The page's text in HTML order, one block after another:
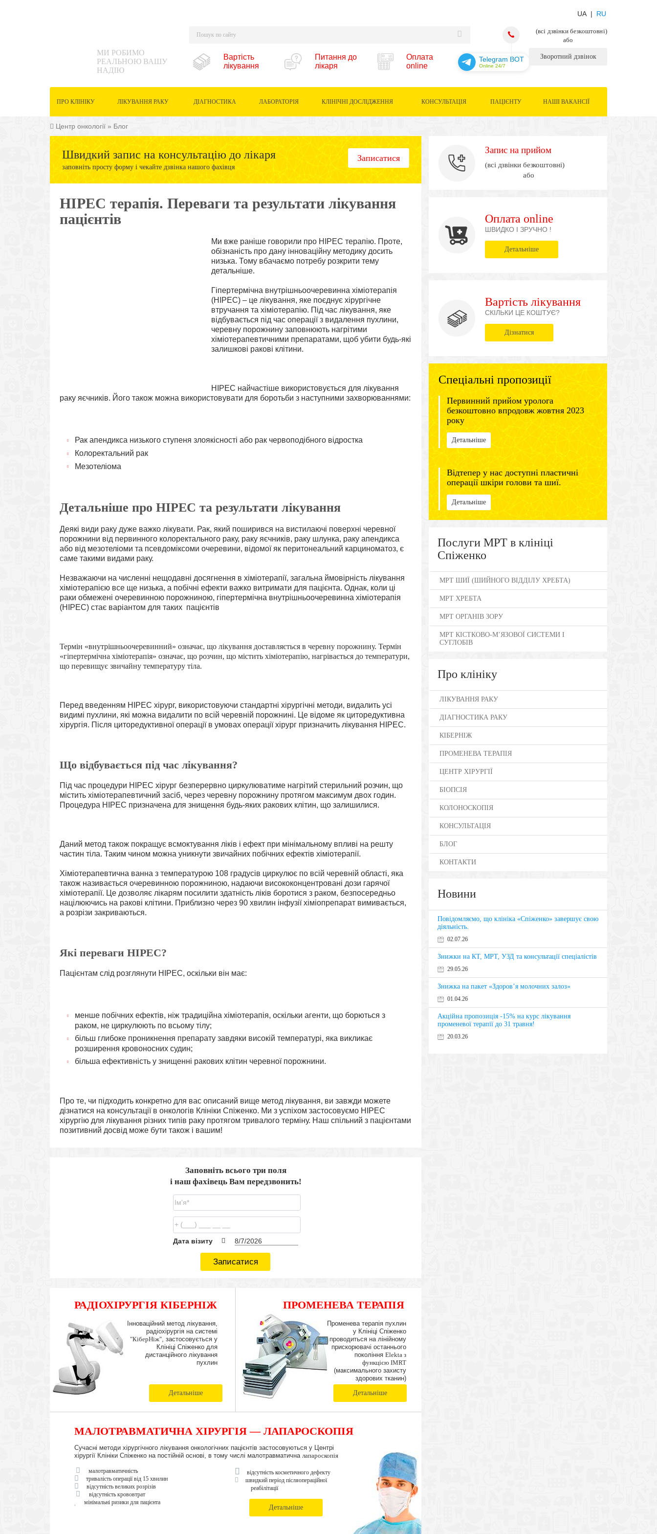
(всі дзвінки безкоштовні)
або
Зворотний дзвінок
UA | RU
МИ РОБИМО
РЕАЛЬНОЮ ВАШУ
НАДІЮ
Вартість
лікування
Питання до
лікаря
Оплата
online
Telegram BOT
Online 24/7
ПРО КЛІНІКУ ЛІКУВАННЯ РАКУ ДІАГНОСТИКА ЛАБОРАТОРІЯ КЛІНІЧНІ ДОСЛІДЖЕННЯ КОНСУЛЬТАЦІЯ ПАЦІЄНТУ НАШІ ВАКАНСІЇ
Центр онкології » Блог
Швидкий запис на консультацію до лікаря
заповніть просту форму і чекайте дзвінка нашого фахівця
Записатися
HIPEC терапія. Переваги та результати лікування
пацієнтів
Ми вже раніше говорили про HIPEC терапію. Проте,
обізнаність про дану інноваційну методику досить
низька. Тому вбачаємо потребу розкрити тему
детальніше.
Гіпертермічна внутрішньоочеревинна хіміотерапія
(HIPEC) – це лікування, яке поєднує хірургічне
втручання та хіміотерапію. Під час лікування, яке
відбувається під час операції з видалення пухлини,
черевну порожнину заповнюють нагрітими
хіміотерапевтичними препаратами, щоб убити будь-які
залишкові ракові клітини.
HIPEC найчастіше використовується для лікування
раку яєчників. Його також можна використовувати для боротьби з наступними захворюваннями:
Рак апендикса низького ступеня злоякісності або рак червоподібного відростка
Колоректальний рак
Мезотеліома
Детальніше про HIPEC та результати лікування
Деякі види раку дуже важко лікувати. Рак, який поширився на вистилаючі поверхні черевної
порожнини від первинного колоректального раку, раку яєчників, раку шлунка, раку апендикса
або від мезотеліоми та псевдоміксоми очеревини, відомої як перитонеальний карциноматоз, є
саме такими видами раку.
Незважаючи на численні нещодавні досягнення в хіміотерапії, загальна ймовірність лікування
хіміотерапією все ще низька, а побічні ефекти важко витримати для пацієнта. Однак, коли ці
раки обмежені очеревинною порожниною, гіпертермічна внутрішньоочеревинна хіміотерапія
(HIPEC) стає варіантом для таких пацієнтів
Термін «внутрішньоочеревинний» означає, що лікування доставляється в черевну порожнину. Термін
«гіпертермічна хіміотерапія» означає, що розчин, що містить хіміотерапію, нагрівається до температури,
що перевищує звичайну температуру тіла.
Перед введенням HIPEC хірург, використовуючи стандартні хірургічні методи, видалить усі
видимі пухлини, які можна видалити по всій черевній порожнині. Це відоме як циторедуктивна
хірургія. Після циторедуктивної операції в умовах операції хірург призначить лікування HIPEC.
Що відбувається під час лікування?
Під час процедури HIPEC хірург безперервно циркулюватиме нагрітий стерильний розчин, що
містить хіміотерапевтичний засіб, через черевну порожнину протягом максимум двох годин.
Процедура HIPEC призначена для знищення будь-яких ракових клітин, що залишилися.
Даний метод також покращує всмоктування ліків і ефект при мінімальному впливі на решту
частин тіла. Таким чином можна уникнути звичайних побічних ефектів хіміотерапії.
Хіміотерапевтична ванна з температурою 108 градусів циркулює по всій черевній області, яка
також називається очеревинною порожниною, надаючи висококонцентровані дози гарячої
хіміотерапії. Це дозволяє лікарям посилити здатність ліків боротися з раком, безпосередньо
націлюючись на ракові клітини. Приблизно через 90 хвилин інфузії хіміопрепарат вимивається,
а розрізи закриваються.
Які переваги HIPEC?
Пацієнтам слід розглянути HIPEC, оскільки він має:
менше побічних ефектів, ніж традиційна хіміотерапія, оскільки агенти, що борються з
раком, не циркулюють по всьому тілу;
більш глибоке проникнення препарату завдяки високій температурі, яка викликає
розширення кровоносних судин;
більша ефективність у знищенні ракових клітин черевної порожнини.
Про те, чи підходить конкретно для вас описаний вище метод лікування, ви завжди можете
дізнатися на консультації в онкологів Клініки Спіженко. Ми з успіхом застосовуємо HIPEC
хірургію для лікування різних типів раку протягом тривалого терміну. Наш спільний з пацієнтами
позитивний досвід може бути також і вашим!
Заповніть всього три поля
і наш фахівець Вам передзвонить!
Дата візиту
Записатися
РАДІОХІРУРГІЯ КІБЕРНІЖ
Інноваційний метод лікування,
радіохірургія на системі
"КіберНіж", застосовується у
Клініці Спіженко для
дистанційного лікування
пухлин
Детальніше
ПРОМЕНЕВА ТЕРАПІЯ
IMRT
Променева терапія пухлин
у Клініці Спіженко
проводиться на лінійному
прискорювачі останнього
покоління Elekta з
функцією IMRT
(максимального захисту
здорових тканин)
Детальніше
МАЛОТРАВМАТИЧНА ХІРУРГІЯ — ЛАПАРОСКОПІЯ
Сучасні методи хірургічного лікування онкологічних пацієнтів застосовуються у Центрі
хірургії Клініки Спіженко на постійній основі, в тому числі малотравматична лапароскопія
малотравматичність
тривалість операції від 15 хвилин
відсутність великих розрізів
відсутність крововтрат
мінімальні ризики для пацієнта
відсутність косметичного дефекту
швидкий період післяопераційної
реабілітації
Детальніше
Запис на прийом
(всі дзвінки безкоштовні)
або
Оплата online
ШВИДКО І ЗРУЧНО !
Детальніше
Вартість лікування
СКІЛЬКИ ЦЕ КОШТУЄ?
Дізнатися
Спеціальні пропозиції
Первинний прийом уролога
безкоштовно впродовж жовтня 2023
року
Детальніше
Відтепер у нас доступні пластичні
операції шкіри голови та шиї.
Детальніше
Послуги МРТ в клініці
Спіженко
МРТ ШИЇ (ШИЙНОГО ВІДДІЛУ ХРЕБТА)
МРТ ХРЕБТА
МРТ ОРГАНІВ ЗОРУ
МРТ КІСТКОВО-М’ЯЗОВОЇ СИСТЕМИ І
СУГЛОБІВ
Про клініку
ЛІКУВАННЯ РАКУ
ДІАГНОСТИКА РАКУ
КІБЕРНІЖ
ПРОМЕНЕВА ТЕРАПІЯ
ЦЕНТР ХІРУРГІЇ
БІОПСІЯ
КОЛОНОСКОПІЯ
КОНСУЛЬТАЦІЯ
БЛОГ
КОНТАКТИ
Новини
Повідомляємо, що клініка «Спіженко» завершує свою
діяльність.
02.07.26
Знижки на КТ, МРТ, УЗД та консультації спеціалістів
29.05.26
Знижка на пакет «Здоров’я молочних залоз»
01.04.26
Акційна пропозиція -15% на курс лікування
променевої терапії до 31 травня!
20.03.26